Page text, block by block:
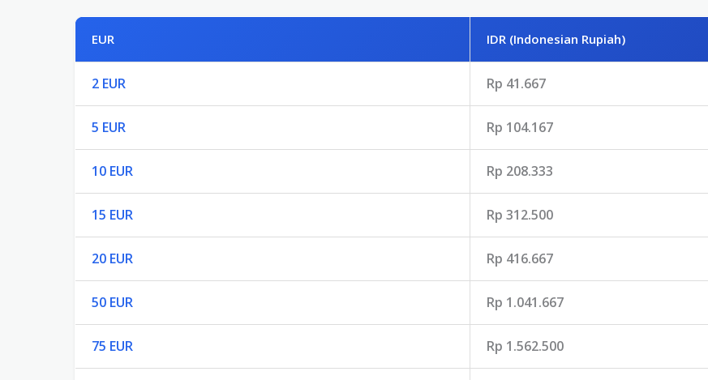
EUR IDR (Indonesian Rupiah)
2 EUR Rp 41.667
5 EUR Rp 104.167
10 EUR Rp 208.333
15 EUR Rp 312.500
20 EUR Rp 416.667
50 EUR Rp 1.041.667
75 EUR Rp 1.562.500